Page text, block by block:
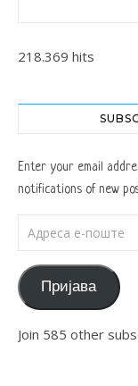
218.369 hits
Enter your email
notifications of new
Пријава
Join 585 other